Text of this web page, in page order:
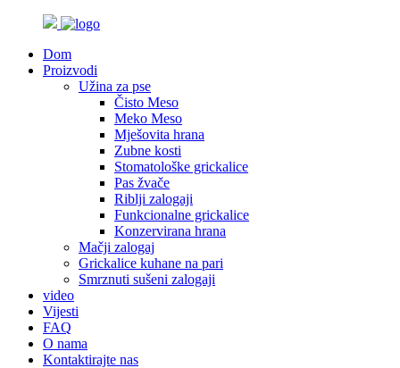
Dom
Proizvodi
Užina za pse
Čisto Meso
Meko Meso
Mješovita hrana
Zubne kosti
Stomatološke grickalice
Pas žvače
Riblji zalogaji
Funkcionalne grickalice
Konzervirana hrana
Mačji zalogaj
Grickalice kuhane na pari
Smrznuti sušeni zalogaji
video
Vijesti
FAQ
O nama
Kontaktirajte nas